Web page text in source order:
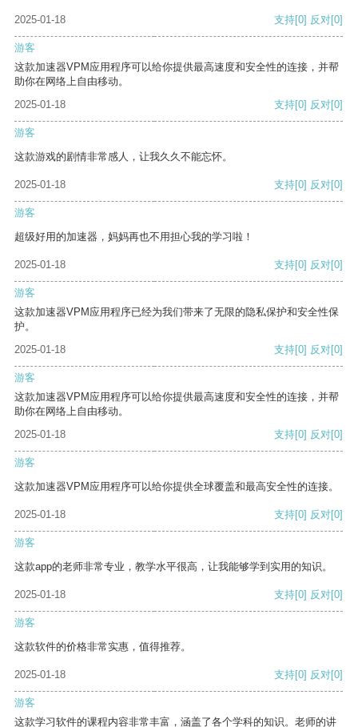
2025-01-18 支持[0] 反对[0]
游客
这款加速器VPM应用程序可以给你提供最高速度和安全性的连接，并帮
助你在网络上自由移动。
2025-01-18
支持[0] 反对[0]
游客
这款游戏的剧情非常感人，让我久久不能忘怀。
2025-01-18 支持[0] 反对[0]
游客
超级好用的加速器，妈妈再也不用担心我的学习啦！
2025-01-18 支持[0] 反对[0]
游客
这款加速器VPM应用程序已经为我们带来了无限的隐私保护和安全性保
护。
2025-01-18
支持[0] 反对[0]
游客
这款加速器VPM应用程序可以给你提供最高速度和安全性的连接，并帮
助你在网络上自由移动。
2025-01-18
支持[0] 反对[0]
游客
这款加速器VPM应用程序可以给你提供全球覆盖和最高安全性的连接。
2025-01-18 支持[0] 反对[0]
游客
这款app的老师非常专业，教学水平很高，让我能够学到实用的知识。
2025-01-18 支持[0] 反对[0]
游客
这款软件的价格非常实惠，值得推荐。
2025-01-18 支持[0] 反对[0]
游客
这款学习软件的课程内容非常丰富，涵盖了各个学科的知识。老师的讲